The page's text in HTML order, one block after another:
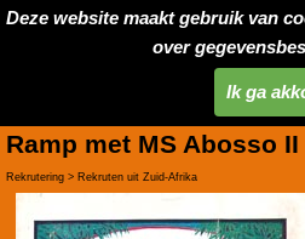
Deze website maakt gebruik van
over
Ik ga
Ramp met MS Abosso II
Rekrutering > Rekruten uit Zuid-Afrika